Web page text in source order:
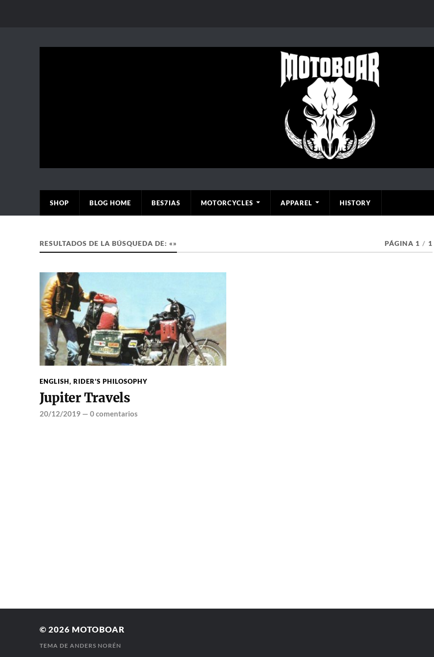
SHOP BLOG HOME BES7IAS MOTORCYCLES APPAREL HISTORY
RESULTADOS DE LA BÚSQUEDA DE: «» PÁGINA 1 / 1
ENGLISH, RIDER'S PHILOSOPHY
Jupiter Travels
20/12/2019— 0 comentarios
© 2026 MOTOBOAR
TEMA DE ANDERS NORÉN